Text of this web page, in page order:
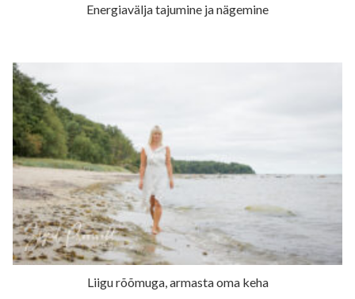
Energiavälja tajumine ja nägemine
Liigu rõõmuga, armasta oma keha